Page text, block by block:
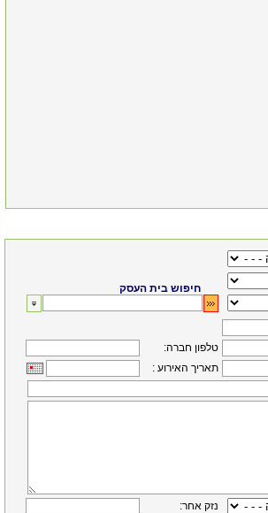
חיפוש בית העסק
:טלפון חברה
: תאריך האירוע
:נזק אחר